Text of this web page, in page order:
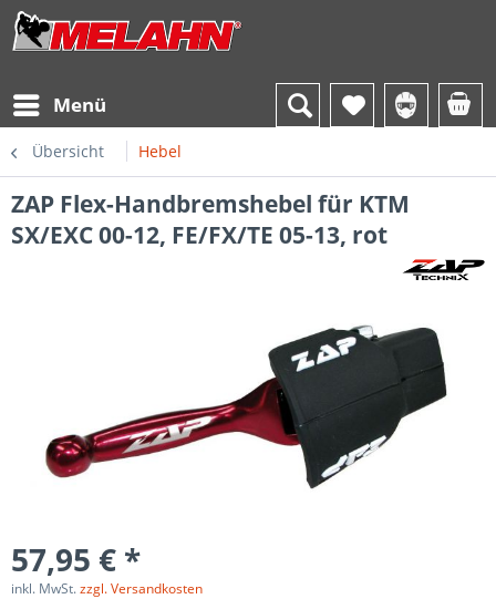
Menü
Übersicht Hebel
ZAP Flex-Handbremshebel für KTM
SX/EXC 00-12, FE/FX/TE 05-13, rot
57,95 € *
inkl. MwSt.zzgl. Versandkosten